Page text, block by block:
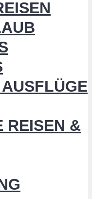
REISEN &